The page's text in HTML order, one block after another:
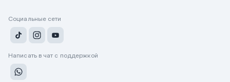
Социальные сети
Написать в чат с поддержкой